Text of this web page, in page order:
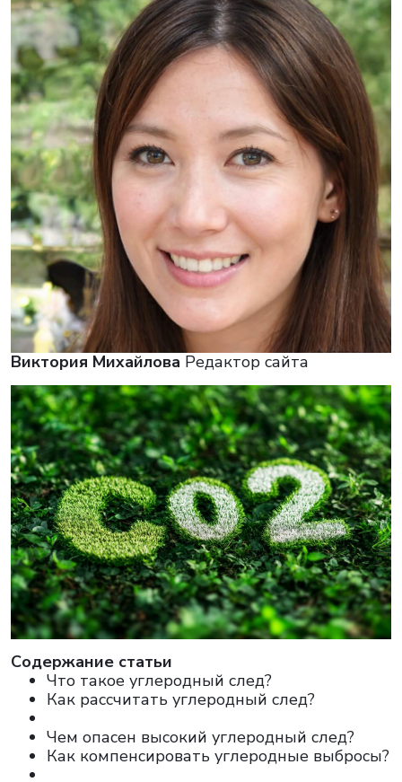
Виктория Михайлова Редактор сайта
Cодержание статьи
Что такое углеродный след?
Как рассчитать углеродный след?
Чем опасен высокий углеродный след?
Как компенсировать углеродные выбросы?